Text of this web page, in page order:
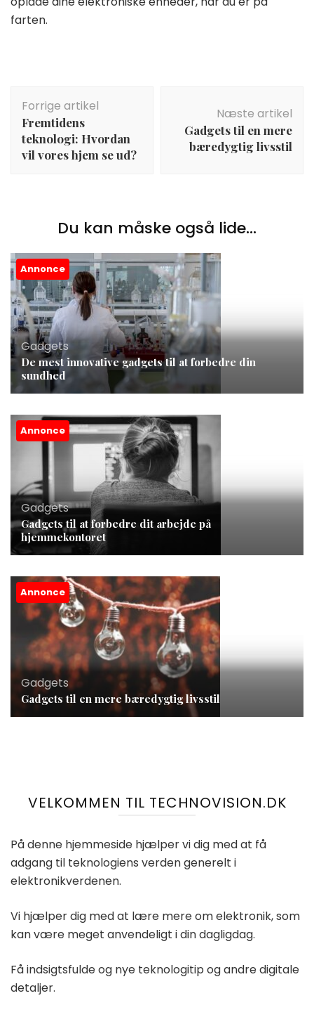
farten.
Forrige artikel
Fremtidens
teknologi: Hvordan
vil vores hjem se ud?
Næste artikel
Gadgets til en mere
bæredygtig livsstil
Du kan måske også lide...
Annonce
Gadgets
De mest innovative gadgets til at forbedre din
sundhed
Annonce
Gadgets
Gadgets til at forbedre dit arbejde på
hjemmekontoret
Annonce
Gadgets
Gadgets til en mere bæredygtig livsstil
VELKOMMEN TIL TECHNOVISION.DK
På denne hjemmeside hjælper vi dig med at få
adgang til teknologiens verden generelt i
elektronikverdenen.
Vi hjælper dig med at lære mere om elektronik, som
kan være meget anvendeligt i din dagligdag.
Få indsigtsfulde og nye teknologitip og andre digitale
detaljer.